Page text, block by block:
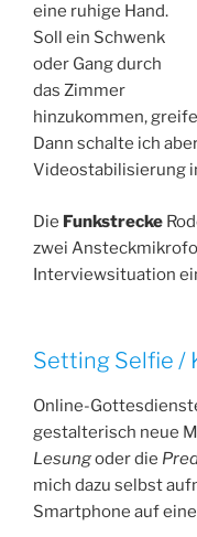
eine ruhige Hand.
Soll ein Schwenk
oder Gang durch
das Zimmer
hinzukommen,
Dann schalte ich
Videostabilisierung
Die Funkstrecke
zwei
Interviewsituation
Setting Selfie /
Online-
gestalterisch neue
Lesungoder die
mich dazu selbst
Smartphone auf